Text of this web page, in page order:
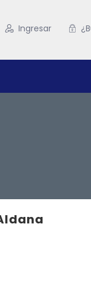
Ingresar